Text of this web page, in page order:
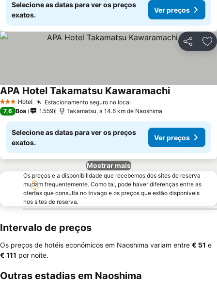
Selecione as datas para ver os preços
exatos.
Ver preços
Partilhar
3 EstrelasHotel Estacionamento seguro no local
APA Hotel Takamatsu Kawaramachi
7,6 Boa 1.559 Takamatsu, a 14.6 km de Naoshima
Selecione as datas para ver os preços
exatos.
Ver preços
Mostrar mais
Os preços e a disponibilidade que recebemos dos sites de reserva
mudam frequentemente. Como tal, pode haver diferenças entre as
ofertas que consulta no trivago e os preços que estão disponíveis
nos sites de reserva.
Intervalo de preços
Os preços de hotéis económicos em Naoshima variam entre ‎€ 51 e
‎€ 111 por noite.
Outras estadias em Naoshima